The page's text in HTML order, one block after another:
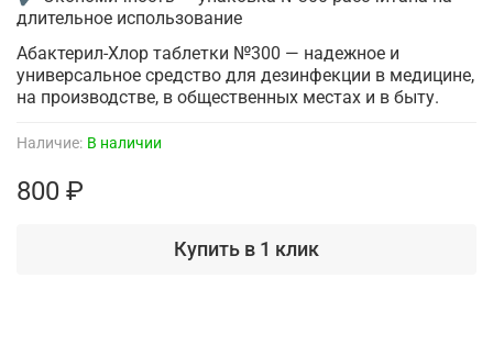
Наличие: В наличии
800 ₽
Купить в 1 клик
длительное использование
Абактерил-Хлор таблетки №300 — надежное и
универсальное средство для дезинфекции в медицине,
на производстве, в общественных местах и в быту.